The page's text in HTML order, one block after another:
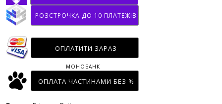
РОЗСТРОЧКА ДО 10 ПЛАТЕЖІВ
ОПЛАТИТИ ЗАРАЗ
ОПЛАТА ЧАСТИНАМИ БЕЗ %
МОНОБАНК